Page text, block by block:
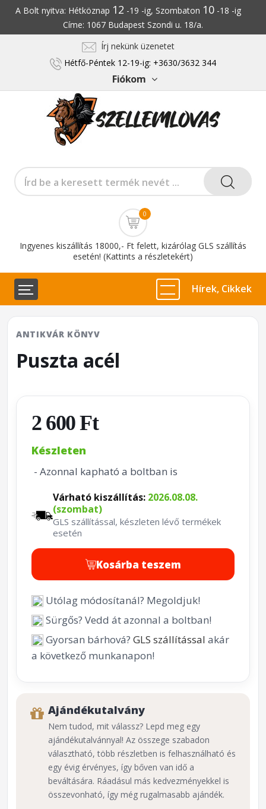
A Bolt nyitva: Hétköznap 12 -19 -ig, Szombaton 10-18 -ig
Címe: 1067 Budapest Szondi u. 18/a.
Írj nekünk üzenetet
Hétfő-Péntek 12-19-ig: +3630/3632 344
Fiókom
0
Ingyenes kiszállítás 18000,- Ft felett, kizárólag GLS szállítás
esetén! (Kattints a részletekért)
Hírek, Cikkek
ANTIKVÁR KÖNYV
Puszta acél
2 600 Ft
Készleten
- Azonnal kapható a boltban is
Várható kiszállítás: 2026.08.08.
(szombat)
GLS szállítással, készleten lévő termékek
esetén
Kosárba teszem
Utólag módosítanál? Megoldjuk!
Sürgős? Vedd át azonnal a boltban!
Gyorsan bárhová? GLS szállítással akár
a következő munkanapon!
Ajándékutalvány
Nem tudod, mit válassz? Lepd meg egy
ajándékutalvánnyal! Az összege szabadon
választható, több részletben is felhasználható és
egy évig érvényes, így bőven van idő a
beváltására. Ráadásul más kedvezményekkel is
összevonható, így még rugalmasabb ajándék.